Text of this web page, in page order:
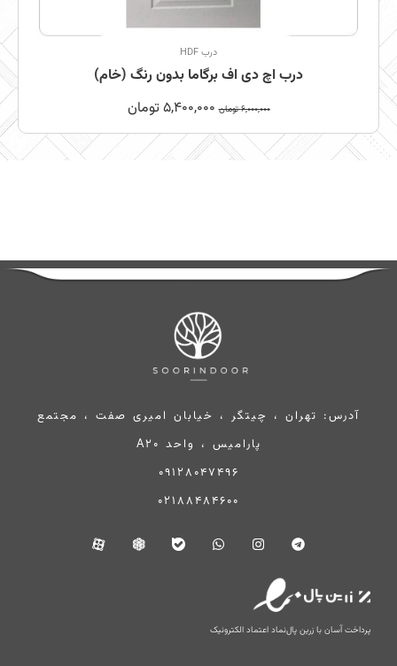
درب HDF
درب اچ دی اف برگاما بدون رنگ (خام)
6,000,000 تومان 5,400,000 تومان
آدرس: تهران ، چیتگر ، خیابان امیری صفت ، مجتمع
پارامیس ، واحد A20
09128047496
02188484600
پرداخت آسان با زرین پالنماد اعتماد الکترونیک